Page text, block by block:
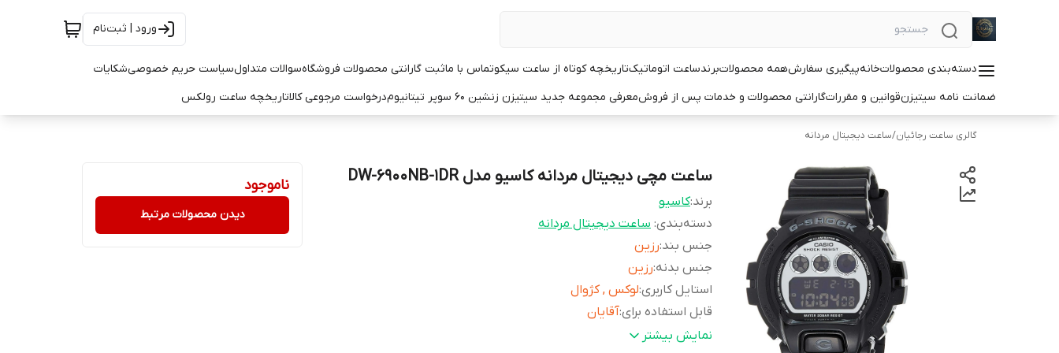
ورود | ثبت‌نام
دسته‌بندی محصولاتخانهپیگیری سفارشهمه محصولاتبرندساعت اتوماتیکتاریخچه کوتاه از ساعت سیکوتماس با ماثبت گارانتی محصولات فروشگاهسوالات متداولسیاست حریم خصوصیشکایات
ضمانت نامه سیتیزنقوانین و مقرراتگارانتی محصولات و خدمات پس از فروشمعرفی مجموعه جدید سیتیزن زنشین ۶۰ سوپر تیتانیوم درخواست مرجوعی کالاتاریخچه ساعت رولکس
گالری ساعت رجائیان/ساعت دیجیتال مردانه
ساعت مچی دیجیتال مردانه کاسیو مدل DW-6900NB-1DR
برند:کاسیو
دسته‌بندی: ساعت دیجیتال مردانه
جنس بند:رزین
جنس بدنه:رزین
استایل کاربری:لوکس , کژوال
قابل استفاده برای:آقایان
فرم صفحه:گرد
نمایش بیشتر
ناموجود
دیدن محصولات مرتبط